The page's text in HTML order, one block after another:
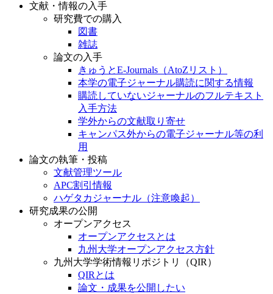
文献・情報の入手
研究費での購入
図書
雑誌
論文の入手
きゅうとE-Journals（AtoZリスト）
本学の電子ジャーナル購読に関する情報
購読していないジャーナルのフルテキスト
入手方法
学外からの文献取り寄せ
キャンパス外からの電子ジャーナル等の利
用
論文の執筆・投稿
文献管理ツール
APC割引情報
ハゲタカジャーナル（注意喚起）
研究成果の公開
オープンアクセス
オープンアクセスとは
九州大学オープンアクセス方針
九州大学学術情報リポジトリ（QIR）
QIRとは
論文・成果を公開したい